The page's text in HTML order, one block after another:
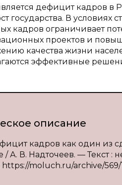
дефицит кадров в
государства. В условиях
кадров ограничивает
проектов и
качества жизни
эффективные
описание
кадров как один из
/ А. В. Надточеев. — Текст
moluch.ru/archive/569/